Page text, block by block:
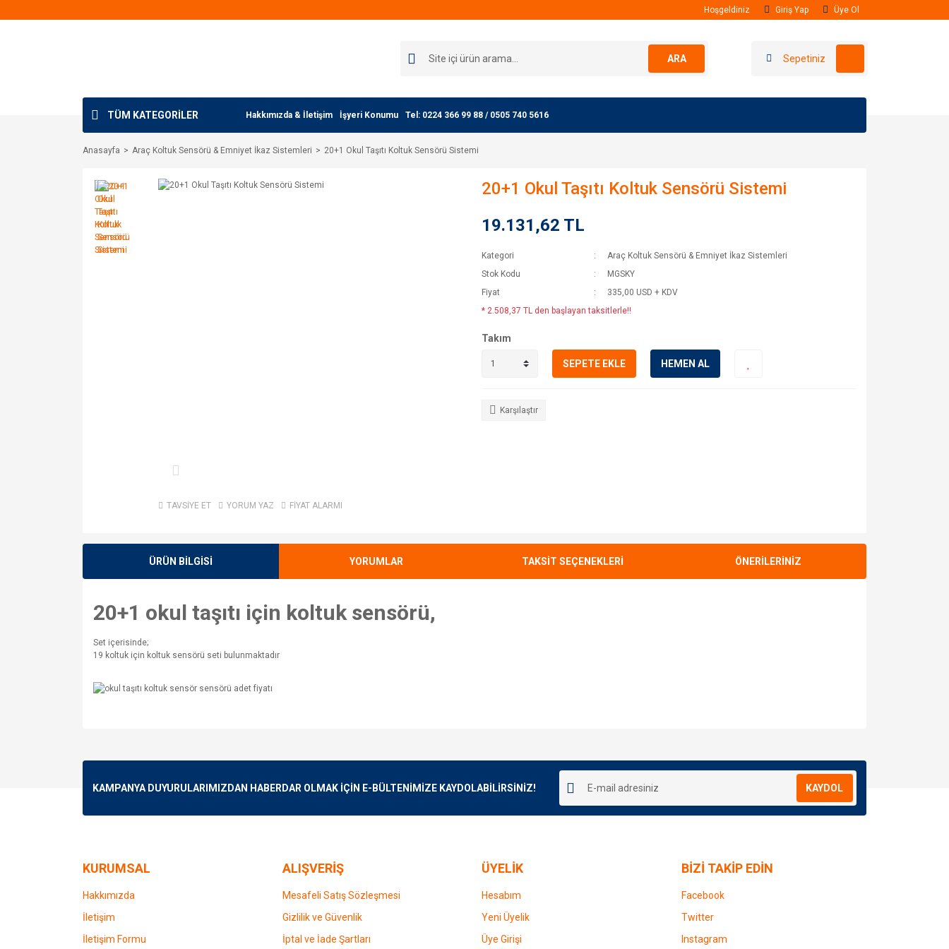
Hoşgeldiniz Giriş Yap Üye Ol
ARA Sepetiniz
TÜM KATEGORİLER Hakkımızda & İletişim İşyeri Konumu Tel: 0224 366 99 88 / 0505 740 5616
Anasayfa Araç Koltuk Sensörü & Emniyet İkaz Sistemleri 20+1 Okul Taşıtı Koltuk Sensörü Sistemi
TAVSİYE ET YORUM YAZ FİYAT ALARMI
20+1 Okul Taşıtı Koltuk Sensörü Sistemi
19.131,62 TL
Kategori
Araç Koltuk Sensörü & Emniyet İkaz Sistemleri
Stok Kodu
MGSKY
Fiyat
335,00 USD + KDV
* 2.508,37 TL den başlayan taksitlerle!!
Takım
SEPETE EKLE HEMEN AL
Karşılaştır
ÜRÜN BİLGİSİ YORUMLAR TAKSİT SEÇENEKLERİ ÖNERİLERİNİZ
20+1 okul taşıtı için koltuk sensörü,
Set içerisinde;
19 koltuk için koltuk sensörü seti bulunmaktadır
Ürün resmi kalitesiz, bozuk veya görüntülenemiyor.
Bu ürüne benzer farklı alternatifler olmalı.
KAMPANYA DUYURULARIMIZDAN HABERDAR OLMAK İÇİN E-BÜLTENİMİZE KAYDOLABİLİRSİNİZ! KAYDOL
KURUMSAL
Hakkımızda
İletişim
İletişim Formu
ALIŞVERİŞ
Mesafeli Satış Sözleşmesi
Gizlilik ve Güvenlik
İptal ve İade Şartları
ÜYELİK
Hesabım
Yeni Üyelik
Üye Girişi
BİZİ TAKİP EDİN
Facebook
Twitter
Instagram